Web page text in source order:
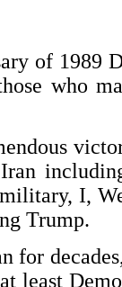
of 1989
who
I,
Trump.
least